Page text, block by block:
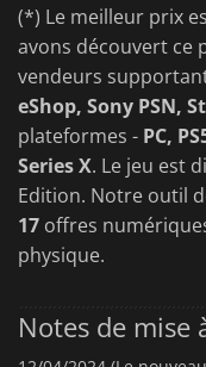
(*) Le meilleur prix
avons découvert ce
vendeurs
eShop, Sony PSN,
plateformes - PC,
Series X. Le jeu est
Edition. Notre outil
17 offres
physique.
Notes de mise